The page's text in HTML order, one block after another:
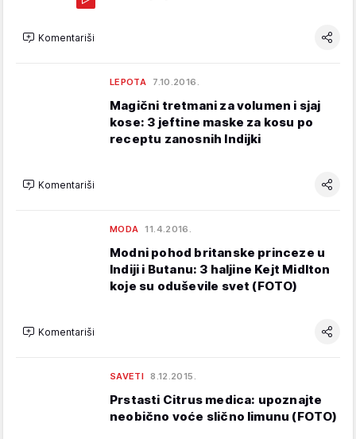
Komentariši
LEPOTA 7.10.2016.
Magični tretmani za volumen i sjaj
kose: 3 jeftine maske za kosu po
receptu zanosnih Indijki
Komentariši
MODA 11.4.2016.
Modni pohod britanske princeze u
Indiji i Butanu: 3 haljine Kejt Midlton
koje su oduševile svet (FOTO)
Komentariši
SAVETI 8.12.2015.
Prstasti Citrus medica: upoznajte
neobično voće slično limunu (FOTO)